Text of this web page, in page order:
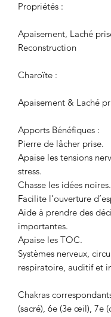
Propriétés :
Apaisement, Laché
Reconstruction
Charoïte :
Apaisement & Laché
Apports Bénéfiques :
Pierre de lâcher prise.
Apaise les tensions
stress.
Chasse les idées noires.
Facilite l’ouverture
Aide à prendre des
importantes.
Apaise les TOC.
Systèmes nerveux,
respiratoire, auditif et
Chakras
(sacré), 6e (3e œil), 7e